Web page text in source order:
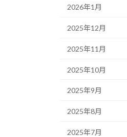
2026年1月
2025年12月
2025年11月
2025年10月
2025年9月
2025年8月
2025年7月